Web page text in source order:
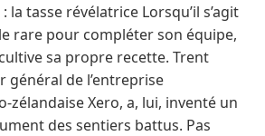
la tasse révélatrice Lorsqu’il s’agit
rare pour compléter son équipe,
sa propre recette. Trent
général de l’entreprise
zélandaise Xero, a, lui, inventé un
des sentiers battus. Pas